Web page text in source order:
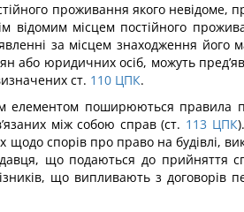
проживання якого
відомим місцем постійного
за місцем знаходження
або юридичних осіб, можуть
ст. 110 ЦПК.
елементом поширюються правила
між собою справ (ст. 113 ЦПК
щодо спорів про право на будівлі,
що подаються до прийняття
що випливають з договорів